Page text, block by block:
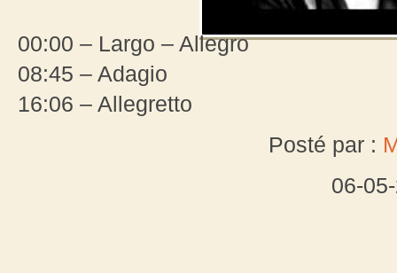
00:00 – Largo – Allegro
08:45 – Adagio
16:06 – Allegretto
Posté par :
06-